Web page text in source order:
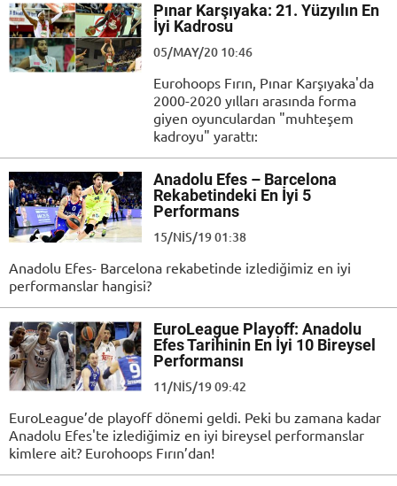
Pınar Karşıyaka: 21. Yüzyılın En
İyi Kadrosu
05/MAY/20 10:46
Eurohoops Fırın, Pınar Karşıyaka'da
2000-2020 yılları arasında forma
giyen oyunculardan "muhteşem
kadroyu" yarattı:
Anadolu Efes – Barcelona
Rekabetindeki En İyi 5
Performans
15/NIS/19 01:38
Anadolu Efes- Barcelona rekabetinde izlediğimiz en iyi
performanslar hangisi?
EuroLeague Playoff: Anadolu
Efes Tarihinin En İyi 10 Bireysel
Performansı
11/NIS/19 09:42
EuroLeague’de playoff dönemi geldi. Peki bu zamana kadar
Anadolu Efes'te izlediğimiz en iyi bireysel performanslar
kimlere ait? Eurohoops Fırın’dan!